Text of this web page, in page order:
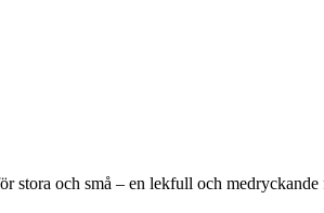
och små – en lekfull och